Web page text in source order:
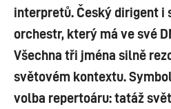
interpretů. Český dirigent i
orchestr, který má ve své
Všechna tři jména silně
světovém kontextu.
volba repertoáru: tatáž